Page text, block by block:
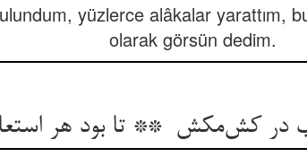
yüzlerce alâkalar yarattım,
olarak görsün dedim.